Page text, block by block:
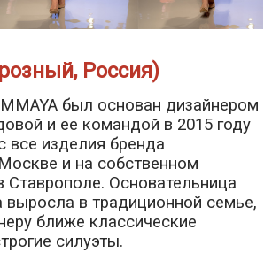
Россия)
был основан дизайнером
и ее командой в 2015 году
все изделия бренда
и на собственном
Ставрополе. Основательница
в традиционной семье,
ближе классические
силуэты.